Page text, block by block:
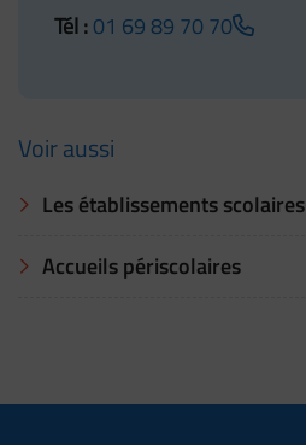
Tél :01 69 89 70 70
Voir aussi
Les établissements scolaires
Accueils périscolaires